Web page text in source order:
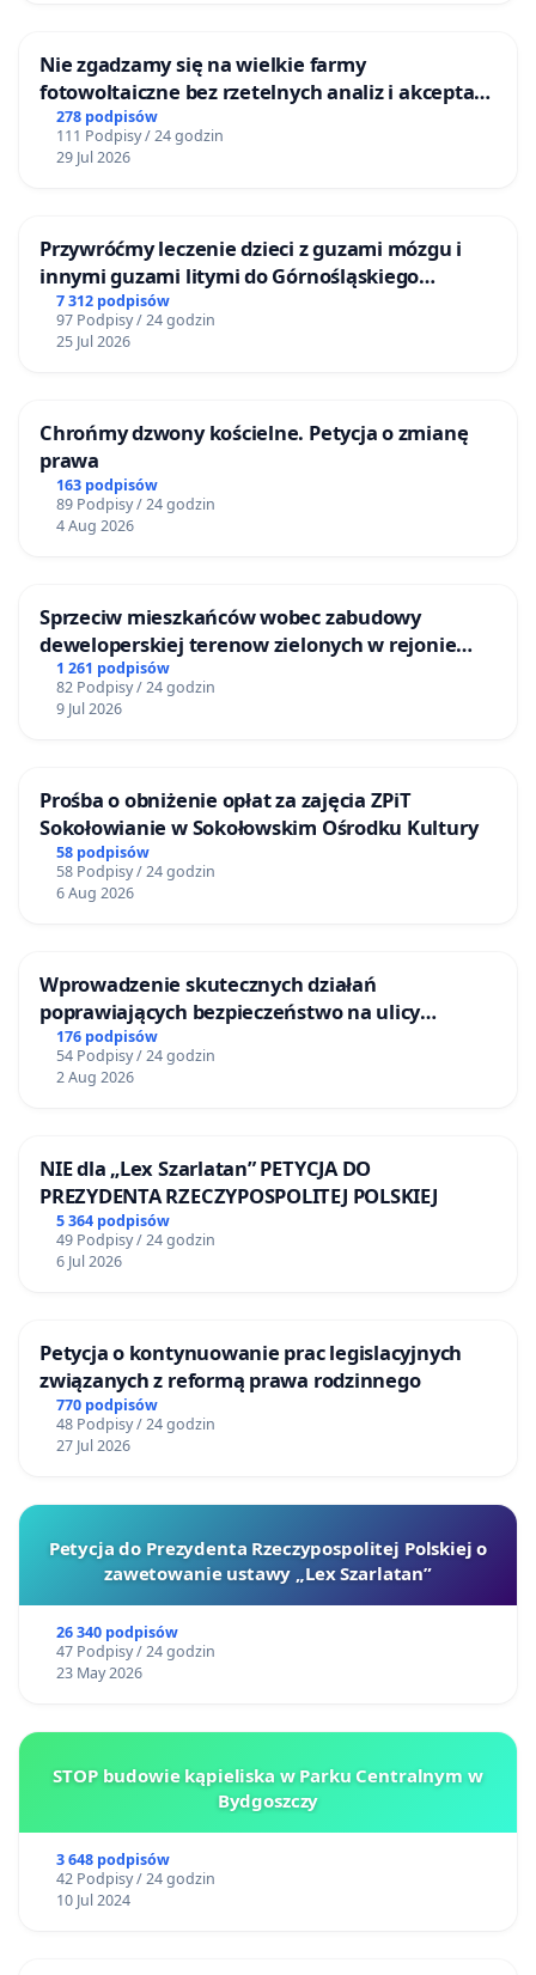
Nie zgadzamy się na wielkie farmy
fotowoltaiczne bez rzetelnych analiz i akceptacji
mieszkańców
278 podpisów
111 Podpisy / 24 godzin
29 Jul 2026
Przywróćmy leczenie dzieci z guzami mózgu i
innymi guzami litymi do Górnośląskiego
Centrum Zdrowia Dziecka w Katowicach
7 312 podpisów
97 Podpisy / 24 godzin
25 Jul 2026
Chrońmy dzwony kościelne. Petycja o zmianę
prawa
163 podpisów
89 Podpisy / 24 godzin
4 Aug 2026
Sprzeciw mieszkańców wobec zabudowy
deweloperskiej terenow zielonych w rejonie
Bulwarów Straceńskich w Bielsku-Białej
1 261 podpisów
82 Podpisy / 24 godzin
9 Jul 2026
Prośba o obniżenie opłat za zajęcia ZPiT
Sokołowianie w Sokołowskim Ośrodku Kultury
58 podpisów
58 Podpisy / 24 godzin
6 Aug 2026
Wprowadzenie skutecznych działań
poprawiających bezpieczeństwo na ulicy
Żeromskiego w Otwocku
176 podpisów
54 Podpisy / 24 godzin
2 Aug 2026
NIE dla „Lex Szarlatan” PETYCJA DO
PREZYDENTA RZECZYPOSPOLITEJ POLSKIEJ
5 364 podpisów
49 Podpisy / 24 godzin
6 Jul 2026
Petycja o kontynuowanie prac legislacyjnych
związanych z reformą prawa rodzinnego
770 podpisów
48 Podpisy / 24 godzin
27 Jul 2026
Petycja do Prezydenta Rzeczypospolitej Polskiej o
zawetowanie ustawy „Lex Szarlatan”
26 340 podpisów
47 Podpisy / 24 godzin
23 May 2026
STOP budowie kąpieliska w Parku Centralnym w
Bydgoszczy
3 648 podpisów
42 Podpisy / 24 godzin
10 Jul 2024